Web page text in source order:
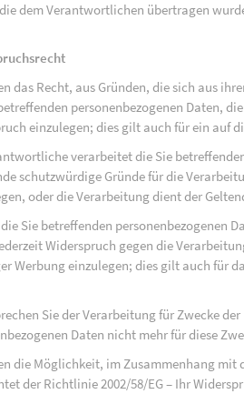
dem Verantwortlichen übertragen
das Recht, aus Gründen, die sich aus
personenbezogenen Daten,
einzulegen; dies gilt auch für ein auf
verarbeitet die Sie
schutzwürdige Gründe für die
oder die Verarbeitung dient der
Sie betreffenden personenbezogenen
Widerspruch gegen die
Werbung einzulegen; dies gilt auch für
Sie der Verarbeitung für Zwecke
Daten nicht mehr für diese
die Möglichkeit, im Zusammenhang
der Richtlinie 2002/58/EG – Ihr